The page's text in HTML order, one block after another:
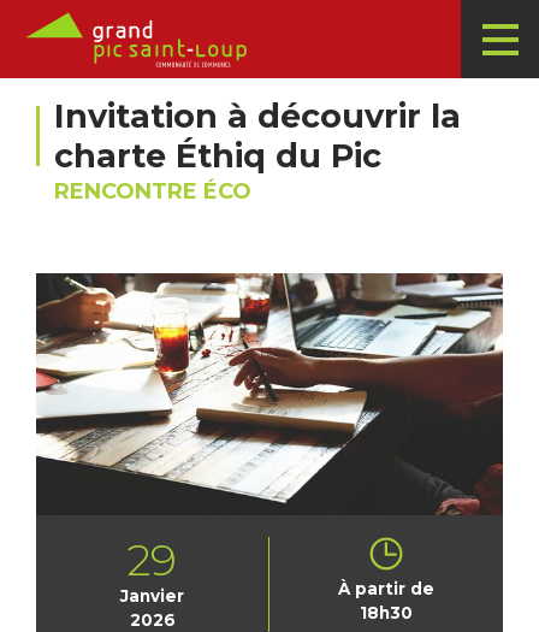
Invitation à découvrir la
charte Éthiq du Pic
RENCONTRE ÉCO
29
Janvier
2026
À partir de
18h30